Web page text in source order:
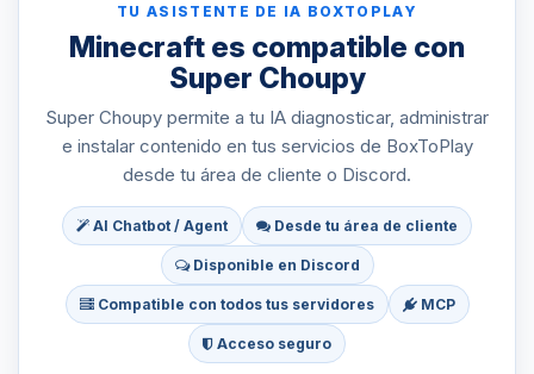
TU ASISTENTE DE IA BOXTOPLAY
Minecraft es compatible con
Super Choupy
Super Choupy permite a tu IA diagnosticar, administrar
e instalar contenido en tus servicios de BoxToPlay
desde tu área de cliente o Discord.
AI Chatbot / Agent Desde tu área de cliente
Disponible en Discord
Compatible con todos tus servidores MCP
Acceso seguro